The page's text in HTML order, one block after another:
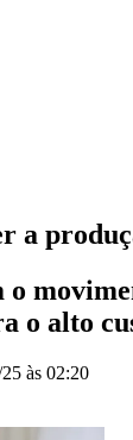
o
o alto
às 02:20